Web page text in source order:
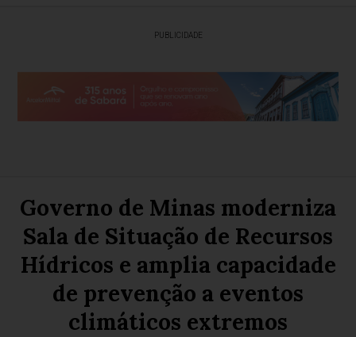
PUBLICIDADE
Governo de Minas moderniza
Sala de Situação de Recursos
Hídricos e amplia capacidade
de prevenção a eventos
climáticos extremos